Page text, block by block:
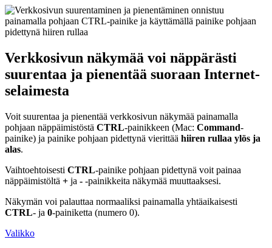
Verkkosivun näkymää voi näppärästi
suurentaa ja pienentää suoraan Internet-
selaimesta
Voit suurentaa ja pienentää verkkosivun näkymää painamalla
pohjaan näppäimistöstä CTRL-painikkeen (Mac: Command-
painike) ja painike pohjaan pidettynä vierittää hiiren rullaa ylös ja
alas.
Vaihtoehtoisesti CTRL-painike pohjaan pidettynä voit painaa
näppäimistöltä + ja - -painikkeita näkymää muuttaaksesi.
Näkymän voi palauttaa normaaliksi painamalla yhtäaikaisesti
CTRL- ja 0-painiketta (numero 0).
Valikko